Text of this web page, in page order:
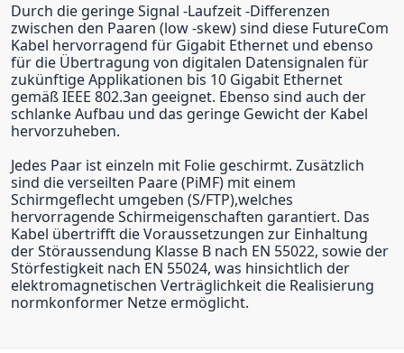
Durch die geringe Signal -Laufzeit -Differenzen
zwischen den Paaren (low -skew) sind diese FutureCom
Kabel hervorragend für Gigabit Ethernet und ebenso
für die Übertragung von digitalen Datensignalen für
zukünftige Applikationen bis 10 Gigabit Ethernet
gemäß IEEE 802.3an geeignet. Ebenso sind auch der
schlanke Aufbau und das geringe Gewicht der Kabel
hervorzuheben.
Jedes Paar ist einzeln mit Folie geschirmt. Zusätzlich
sind die verseilten Paare (PiMF) mit einem
Schirmgeflecht umgeben (S/FTP),welches
hervorragende Schirmeigenschaften garantiert. Das
Kabel übertrifft die Voraussetzungen zur Einhaltung
der Störaussendung Klasse B nach EN 55022, sowie der
Störfestigkeit nach EN 55024, was hinsichtlich der
elektromagnetischen Verträglichkeit die Realisierung
normkonformer Netze ermöglicht.